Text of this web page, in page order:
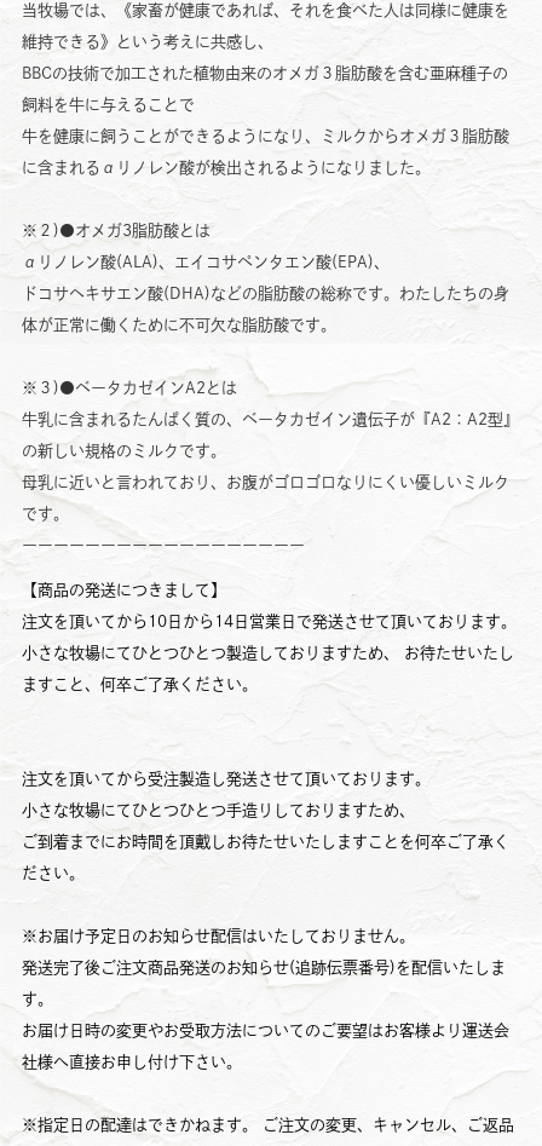
当牧場では、《家畜が健康であれば、それを食べた人は同様に健康を
維持できる》という考えに共感し、
BBCの技術で加工された植物由来のオメガ３脂肪酸を含む亜麻種子の
飼料を牛に与えることで
牛を健康に飼うことができるようになり、ミルクからオメガ３脂肪酸
に含まれるαリノレン酸が検出されるようになりました。
※２)●オメガ3脂肪酸とは
αリノレン酸(ALA)、エイコサペンタエン酸(EPA)、
ドコサヘキサエン酸(DHA)などの脂肪酸の総称です。わたしたちの身
体が正常に働くために不可欠な脂肪酸です。
※３)●ベータカゼインA2とは
牛乳に含まれるたんぱく質の、ベータカゼイン遺伝子が『A2：A2型』
の新しい規格のミルクです。
母乳に近いと言われており、お腹がゴロゴロなりにくい優しいミルク
です。
ーーーーーーーーーーーーーーーーーー
【商品の発送につきまして】
注文を頂いてから10日から14日営業日で発送させて頂いております。
小さな牧場にてひとつひとつ製造しておりますため、 お待たせいたし
ますこと、何卒ご了承ください。
注文を頂いてから受注製造し発送させて頂いております。
小さな牧場にてひとつひとつ手造りしておりますため、
ご到着までにお時間を頂戴しお待たせいたしますことを何卒ご了承く
ださい。
※お届け予定日のお知らせ配信はいたしておりません。
発送完了後ご注文商品発送のお知らせ(追跡伝票番号)を配信いたしま
す。
お届け日時の変更やお受取方法についてのご要望はお客様より運送会
社様へ直接お申し付け下さい。
※指定日の配達はできかねます。 ご注文の変更、キャンセル、ご返品